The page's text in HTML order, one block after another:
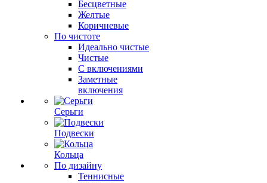
Бесцветные
Желтые
Коричневые
По чистоте
Идеально чистые
Чистые
С включениями
Заметные
включения
Серьги
Подвески
Кольца
По дизайну
Теннисные